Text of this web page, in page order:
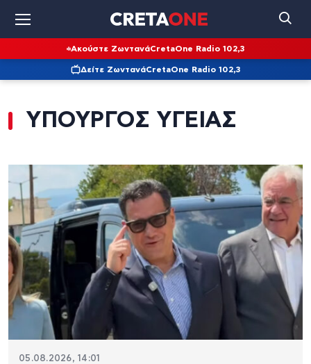
Ακούστε ΖωντανάCretaOne Radio 102,3
Δείτε ΖωντανάCretaOne Radio 102,3
ΥΠΟΥΡΓΟΣ ΥΓΕΙΑΣ
05.08.2026, 14:01